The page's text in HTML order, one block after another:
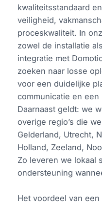
kwaliteitsstandaard
veiligheid,
proceskwaliteit. In
zowel de installatie
integratie met
zoeken naar losse
voor een duidelijke
communicatie en
Daarnaast geldt: we
overige regio’s die
Gelderland, Utrecht,
Holland, Zeeland,
Zo leveren we lokaal
ondersteuning
Het voordeel van